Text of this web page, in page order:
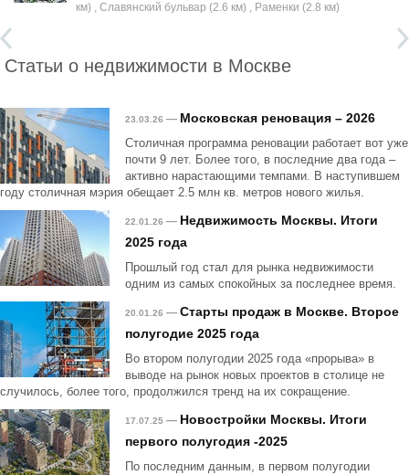
км) , Славянский бульвар (2.6 км) , Раменки (2.8 км)
Статьи о недвижимости в Москве
23.03.26 — Московская реновация – 2026
Столичная программа реновации работает вот уже
почти 9 лет. Более того, в последние два года –
активно нарастающими темпами. В наступившем
году столичная мэрия обещает 2.5 млн кв. метров нового жилья.
22.01.26 — Недвижимость Москвы. Итоги
2025 года
Прошлый год стал для рынка недвижимости
одним из самых спокойных за последнее время.
20.01.26 — Старты продаж в Москве. Второе
полугодие 2025 года
Во втором полугодии 2025 года «прорыва» в
выводе на рынок новых проектов в столице не
случилось, более того, продолжился тренд на их сокращение.
17.07.25 — Новостройки Москвы. Итоги
первого полугодия -2025
По последним данным, в первом полугодии